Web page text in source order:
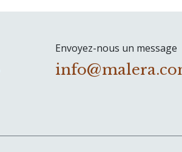
Envoyez-nous un message